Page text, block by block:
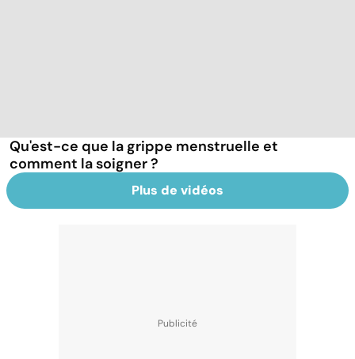
Qu'est-ce que la grippe menstruelle et
comment la soigner ?
Plus de vidéos